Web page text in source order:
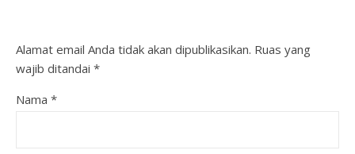
Alamat email Anda tidak akan dipublikasikan. Ruas yang
wajib ditandai *
Nama *